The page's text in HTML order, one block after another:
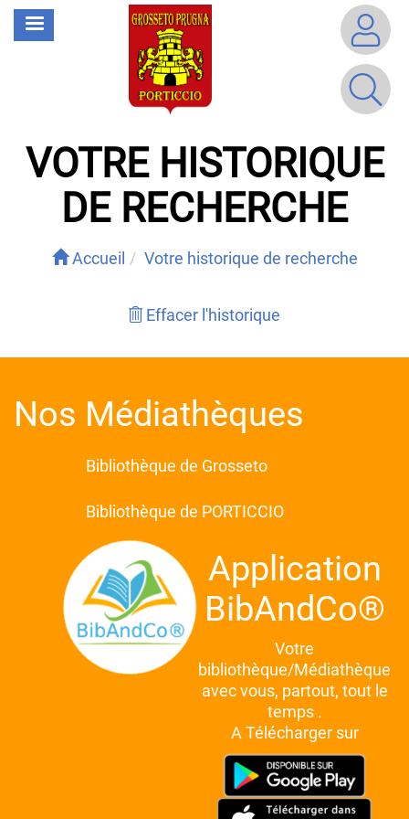
Aller
VOTRE HISTORIQUE
DE RECHERCHE
Accueil Votre historique de recherche
Effacer l'historique
Nos Médiathèques
Bibliothèque de Grosseto
Bibliothèque de PORTICCIO
Application
BibAndCo®
Votre
bibliothèque/Médiathèque
avec vous, partout, tout le
temps .
A Télécharger sur